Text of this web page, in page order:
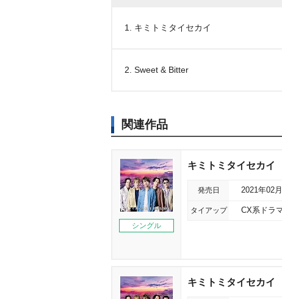
1. キミトミタイセカイ
2. Sweet & Bitter
関連作品
シングル
キミトミタイセカイ
発売日 2021年02
タイアップ CX系ドラ
キミトミタイセカイ